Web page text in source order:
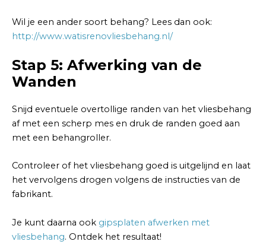
Wil je een ander soort behang? Lees dan ook:
http://www.watisrenovliesbehang.nl/
Stap 5: Afwerking van de
Wanden
Snijd eventuele overtollige randen van het vliesbehang
af met een scherp mes en druk de randen goed aan
met een behangroller.
Controleer of het vliesbehang goed is uitgelijnd en laat
het vervolgens drogen volgens de instructies van de
fabrikant.
Je kunt daarna ook gipsplaten afwerken met
vliesbehang. Ontdek het resultaat!